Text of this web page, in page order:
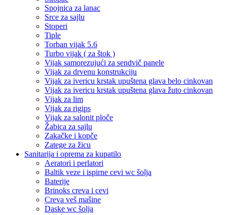
Spojnica za lanac
Srce za sajlu
Stoperi
Tiple
Torban vijak 5.6
Turbo vijak ( za štok )
Vijak samorezujući za sendvič panele
Vijak za drvenu konstrukciju
Vijak za ivericu krstak upuštena glava belo cinkovan
Vijak za ivericu krstak upuštena glava žuto cinkovan
Vijak za lim
Vijak za rigips
Vijak za salonit ploče
Žabica za sajlu
Zakačke i kopče
Zatege za žicu
Sanitarija i oprema za kupatilo
Aeratori i perlatori
Baltik veze i ispirne cevi wc šolja
Baterije
Brinoks creva i cevi
Creva veš mašine
Daske wc šolja